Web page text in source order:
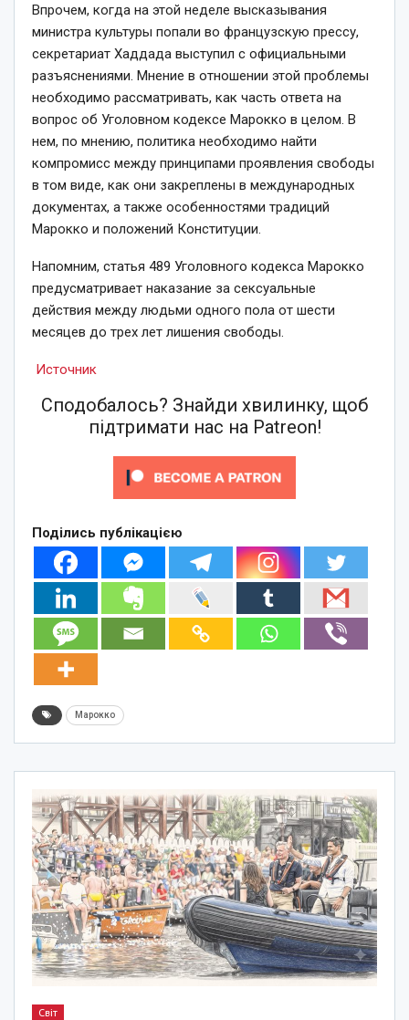
Впрочем, когда на этой неделе высказывания
министра культуры попали во французскую прессу,
секретариат Хаддада выступил с официальными
разъяснениями. Мнение в отношении этой проблемы
необходимо рассматривать, как часть ответа на
вопрос об Уголовном кодексе Марокко в целом. В
нем, по мнению, политика необходимо найти
компромисс между принципами проявления свободы
в том виде, как они закреплены в международных
документах, а также особенностями традиций
Марокко и положений Конституции.
Напомним, статья 489 Уголовного кодекса Марокко
предусматривает наказание за сексуальные
действия между людьми одного пола от шести
месяцев до трех лет лишения свободы.
Источник
Сподобалось? Знайди хвилинку, щоб
підтримати нас на Patreon!
Поділись публікацією
Марокко
Світ